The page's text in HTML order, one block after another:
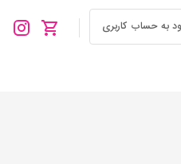
به حساب کاربری